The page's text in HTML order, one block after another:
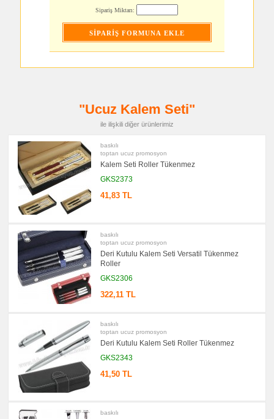
Sipariş Miktarı:
"Ucuz Kalem Seti"
ile ilişkili diğer ürünlerimiz
baskılı
toptan ucuz promosyon
Kalem Seti Roller Tükenmez
GKS2373
41,83 TL
baskılı
toptan ucuz promosyon
Deri Kutulu Kalem Seti Versatil Tükenmez
Roller
GKS2306
322,11 TL
baskılı
toptan ucuz promosyon
Deri Kutulu Kalem Seti Roller Tükenmez
GKS2343
41,50 TL
baskılı
promosyon
&
promosyon
Kalem
promosyon
Kalemlik
promosyon
Kartvizitlik
Radyo
promosyon
Takvim
&
Bloknot
promosyon
Bardak
promosyon
Evrak
Çantası
&
Sekreter
Bloknot
promosyon
Seti